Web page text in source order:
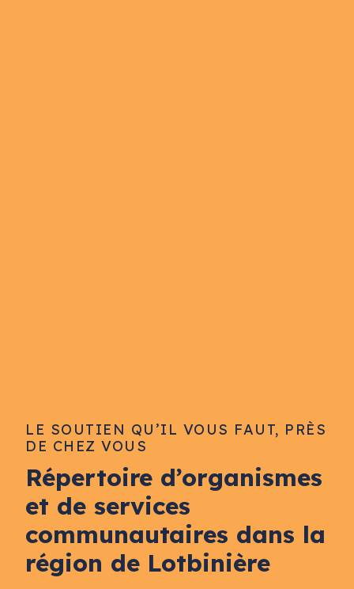
LE SOUTIEN QU’IL VOUS FAUT, PRÈS
DE CHEZ VOUS
Répertoire d’organismes
et de services
communautaires dans la
région de Lotbinière